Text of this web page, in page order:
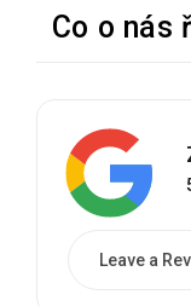
Co o nás
Leave a